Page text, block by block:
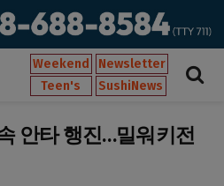
Weekend
Newsletter
Teen's
SushiNews
안타 행진…밀워키전